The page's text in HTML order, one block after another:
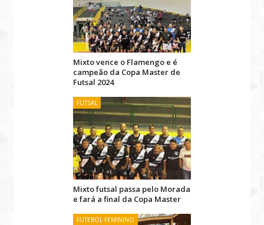
Mixto vence o Flamengo e é
campeão da Copa Master de
Futsal 2024
FUTSAL
Mixto futsal passa pelo Morada
e fará a final da Copa Master
FUTEBOL FEMININO